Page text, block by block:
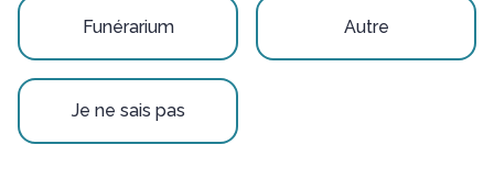
Funérarium Autre
Je ne sais pas